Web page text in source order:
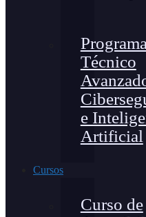
Programa
Técnico
e
Artificial
Cursos
Curso de